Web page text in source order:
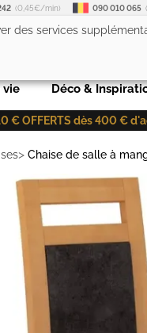
(0,45€/min) 090 010 065
vie Déco &
€ OFFERTS dès 400 €
> Chaise de salle à
des services